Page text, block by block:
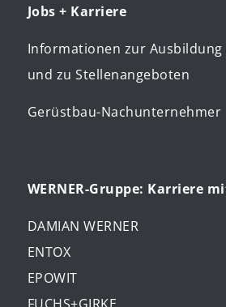
Jobs + Karriere
Informationen zur Ausbildung
und zu Stellenangeboten
Gerüstbau-Nachunternehmer
WERNER-Gruppe: Karriere
DAMIAN WERNER
ENTOX
EPOWIT